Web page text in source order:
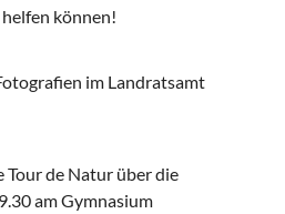
können!
im Landratsamt
Tour de Natur über die
am Gymnasium